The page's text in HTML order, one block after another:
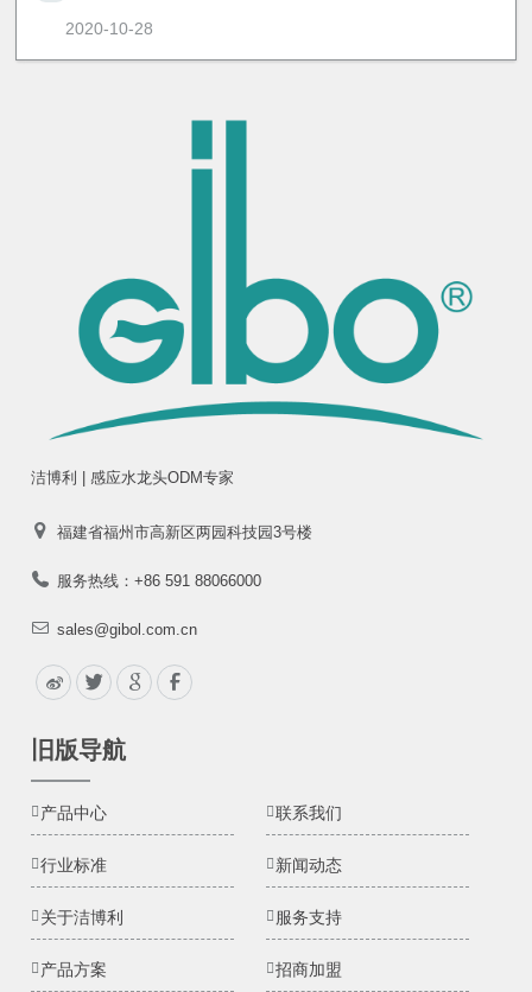
2020-10-28
洁博利 | 感应水龙头ODM专家
福建省福州市高新区两园科技园3号楼
服务热线：+86 591 88066000
sales@gibol.com.cn
旧版导航
产品中心 联系我们
行业标准 新闻动态
关于洁博利 服务支持
产品方案 招商加盟